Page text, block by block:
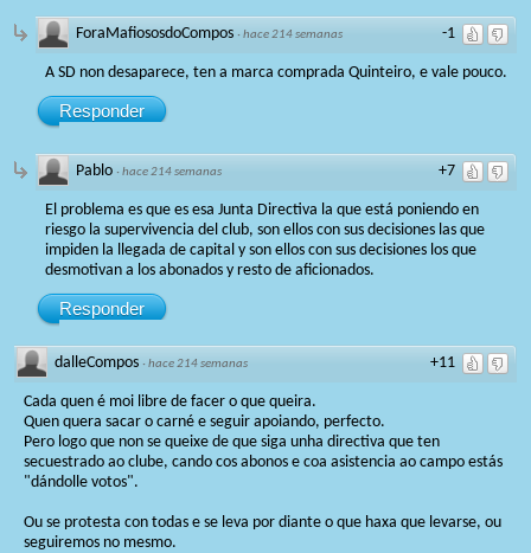
-1
ForaMafiososdoCompos ·hace 214 semanas
A SD non desaparece, ten a marca comprada Quinteiro, e vale pouco.
Responder
+7
Pablo ·hace 214 semanas
El problema es que es esa Junta Directiva la que está poniendo en
riesgo la supervivencia del club, son ellos con sus decisiones las que
impiden la llegada de capital y son ellos con sus decisiones los que
desmotivan a los abonados y resto de aficionados.
Responder
+11
dalleCompos ·hace 214 semanas
Cada quen é moi libre de facer o que queira.
Quen quera sacar o carné e seguir apoiando, perfecto.
Pero logo que non se queixe de que siga unha directiva que ten
secuestrado ao clube, cando cos abonos e coa asistencia ao campo estás
"dándolle votos".
Ou se protesta con todas e se leva por diante o que haxa que levarse, ou
seguiremos no mesmo.